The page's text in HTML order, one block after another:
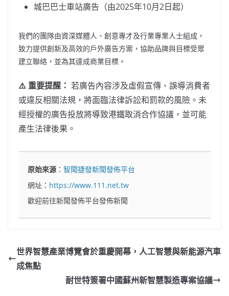
城巴巴士車站廣告（由2025年10月2日起）
我們的團隊由資深媒體人、創意專才及行業專業人士組成，
致力提供創新及高效的戶外廣告方案，協助品牌與目標受眾
建立聯絡，並為其達成商業目標。
⚠️ 重要提醒： 若廣告內容涉及虛假宣傳、誤導消費者
或違反相關法規，將面臨法律訴訟和罰款的風險。未
經授權的廣告投放將導致港鐵取消合作協議，並可能
產生法律後果。
原始來源 ：智聞捷發新聞發佈平台
網址： https://www.111.net.tw
歡迎前往新聞發佈平台發佈新聞
世界智慧產業博覽會於重慶開幕，人工智慧與新能源汽車
成焦點
耐世特簽署中國蘇州新智慧製造專案協議